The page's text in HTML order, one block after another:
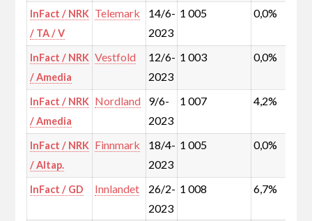
InFact / NRK
/ TA / V
Telemark
14/6-
2023
1 005 0,0%
InFact / NRK
/ Amedia
Vestfold
12/6-
2023
1 003 0,0%
InFact / NRK
/ Amedia
Nordland
9/6-
2023
1 007 4,2%
InFact / NRK
/ Altap.
Finnmark
18/4-
2023
1 005 0,0%
InFact / GD Innlandet
26/2-
2023
1 008 6,7%